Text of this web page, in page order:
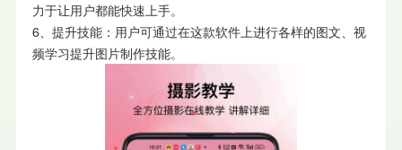
力于让用户都能快速上手。
6、提升技能：用户可通过在这款软件上进行各样的图文、视
频学习提升图片制作技能。